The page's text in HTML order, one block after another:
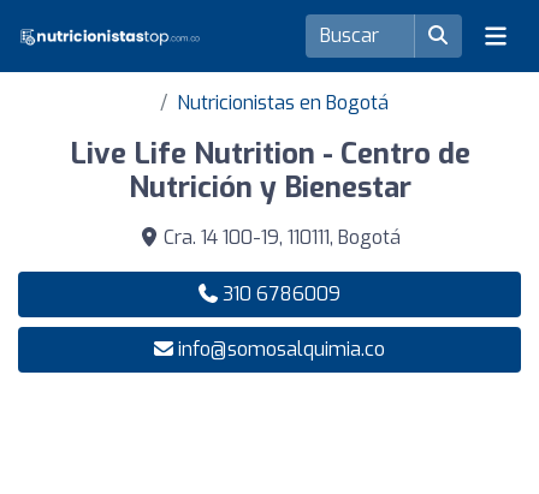
Nutricionistas en Bogotá
Live Life Nutrition - Centro de
Nutrición y Bienestar
Cra. 14 100-19, 110111, Bogotá
310 6786009
info@somosalquimia.co